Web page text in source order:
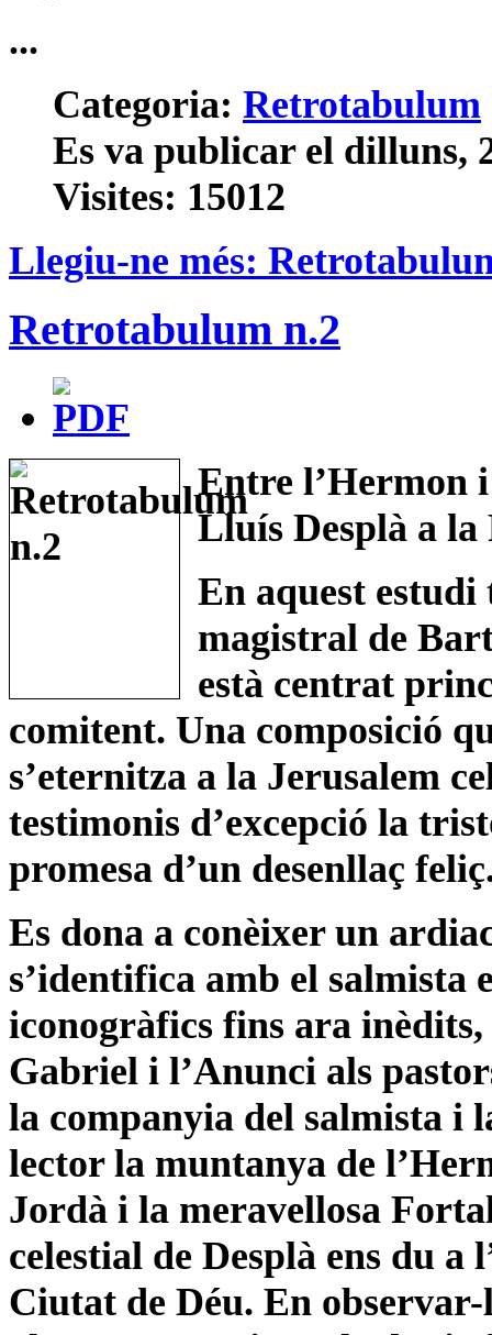
...
Categoria: Retrotabulum
Es va publicar el dilluns,
Visites: 15012
Llegiu-ne més:
Retrotabulum n.2
Entre l’Hermon
Lluís Desplà a
En aquest
magistral de
està centrat
comitent. Una composició
s’eternitza a la Jerusalem
testimonis d’excepció la
promesa d’un desenllaç
Es dona a conèixer un
s’identifica amb el salmista
iconogràfics fins ara inèdits,
Gabriel i l’Anunci als
la companyia del salmista i
lector la muntanya de
Jordà i la meravellosa
celestial de Desplà ens du
Ciutat de Déu. En observar-